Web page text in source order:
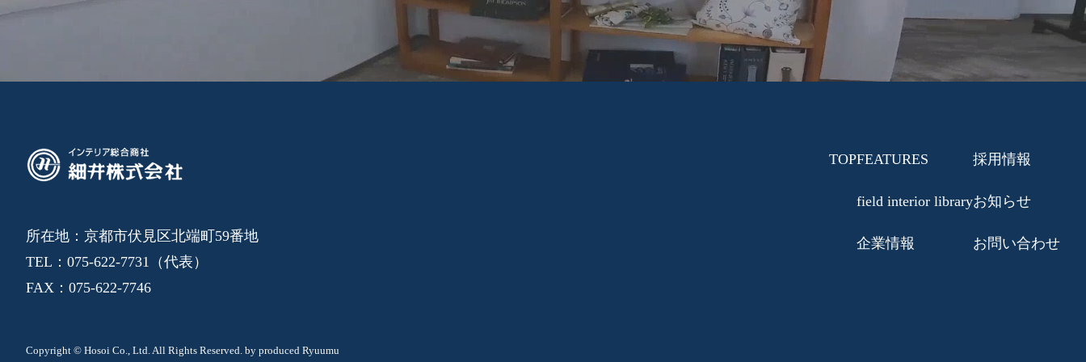
所在地：京都市伏見区北端町59番地
TEL：075-622-7731（代表）
FAX：075-622-7746
TOPFEATURES
field interior library
企業情報
採用情報
お知らせ
お問い合わせ
Copyright © Hosoi Co., Ltd. All Rights Reserved. by produced Ryuumu